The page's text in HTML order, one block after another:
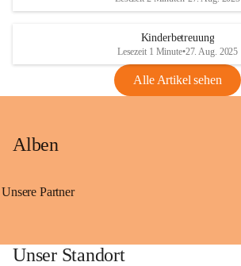
Kinderbetreuung
Lesezeit 1 Minute•27. Aug. 2025
Alle Artikel sehen
Alben
Unsere Partner
Unser Standort